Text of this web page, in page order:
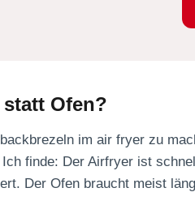
Ofen?
im air fryer zu
finde: Der Airfryer ist
Der Ofen braucht meist